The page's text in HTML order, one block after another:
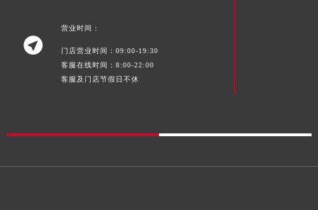

营业时间：
门店营业时间：09:00-19:30
客服在线时间：8:00-22:00
客服及门店节假日不休